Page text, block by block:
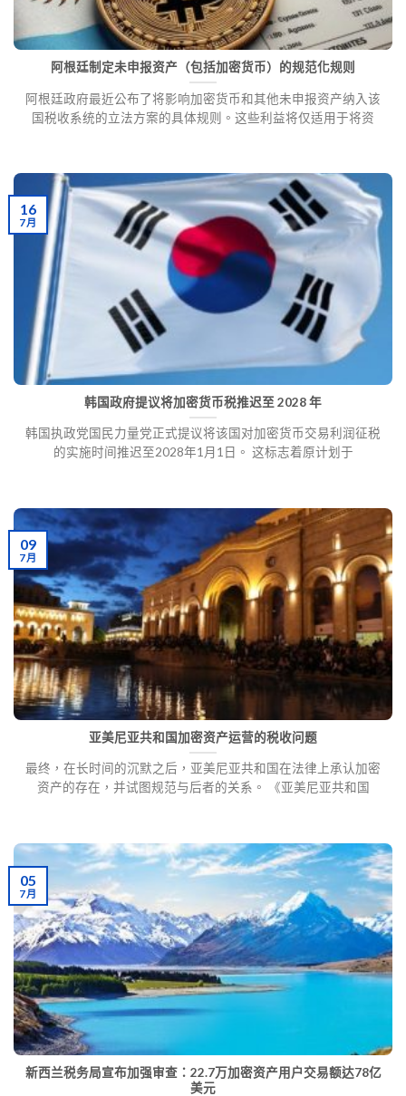
阿根廷制定未申报资产（包括加密货币）的规范化规则
阿根廷政府最近公布了将影响加密货币和其他未申报资产纳入该
国税收系统的立法方案的具体规则。这些利益将仅适用于将资
韩国政府提议将加密货币税推迟至 2028 年
韩国执政党国民力量党正式提议将该国对加密货币交易利润征税
的实施时间推迟至2028年1月1日。 这标志着原计划于
16
7 月
亚美尼亚共和国加密资产运营的税收问题
最终，在长时间的沉默之后，亚美尼亚共和国在法律上承认加密
资产的存在，并试图规范与后者的关系。 《亚美尼亚共和国
09
7 月
新西兰税务局宣布加强审查：22.7万加密资产用户交易额达78亿
美元
05
7 月